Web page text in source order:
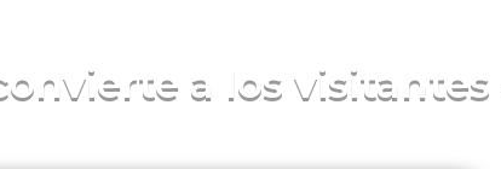
a los